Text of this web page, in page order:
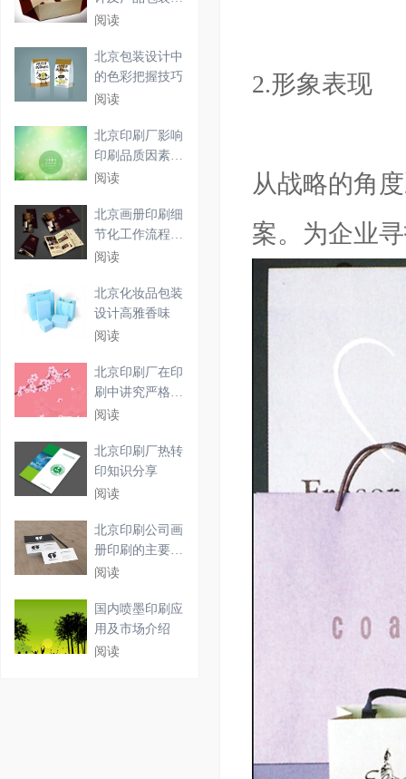
2.形象表现
从战略的角
案。为企业
设计
阅读
北京包装设计中
的色彩把握技巧
阅读
北京印刷厂影响
印刷品质因素及
印刷
阅读
北京画册印刷细
节化工作流程解
析
阅读
北京化妆品包装
设计高雅香味
阅读
北京印刷厂在印
刷中讲究严格的
工作
阅读
北京印刷厂热转
印知识分享
阅读
北京印刷公司画
册印刷的主要步
骤
阅读
国内喷墨印刷应
用及市场介绍
阅读